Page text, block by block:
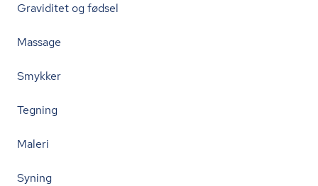
Graviditet og fødsel
Massage
Smykker
Tegning
Maleri
Syning